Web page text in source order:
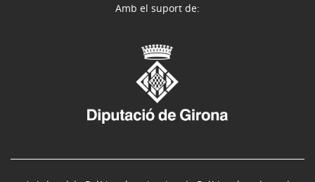
Amb el suport de: